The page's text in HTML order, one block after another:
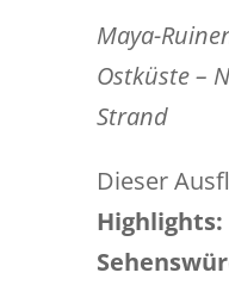
Maya-
Ostküste –
Strand
Dieser